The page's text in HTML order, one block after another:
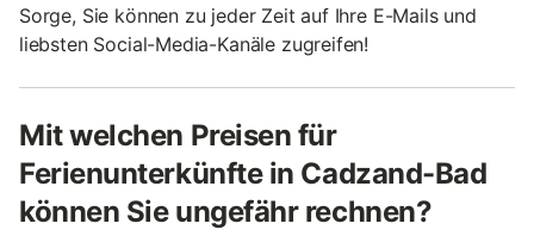
Sorge, Sie können zu jeder Zeit auf Ihre E-Mails und
liebsten Social-Media-Kanäle zugreifen!
Mit welchen Preisen für
Ferienunterkünfte in Cadzand-Bad
können Sie ungefähr rechnen?